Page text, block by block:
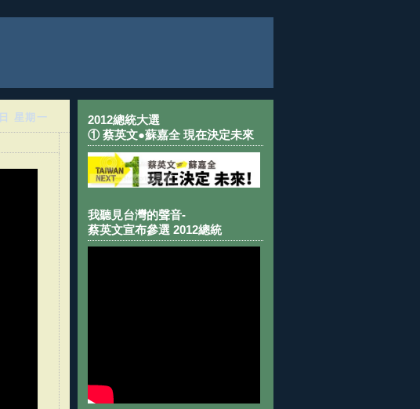
星期一
2012總統大選
① 蔡英文●蘇嘉全 現在決定未來
我聽見台灣的聲音-
蔡英文宣布參選 2012總統